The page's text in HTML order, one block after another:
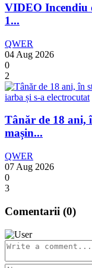
VIDEO Incendiu
1...
QWER
04 Aug 2026
0
2
Tânăr de 18 ani,
mașin...
QWER
07 Aug 2026
0
3
Comentarii (0)